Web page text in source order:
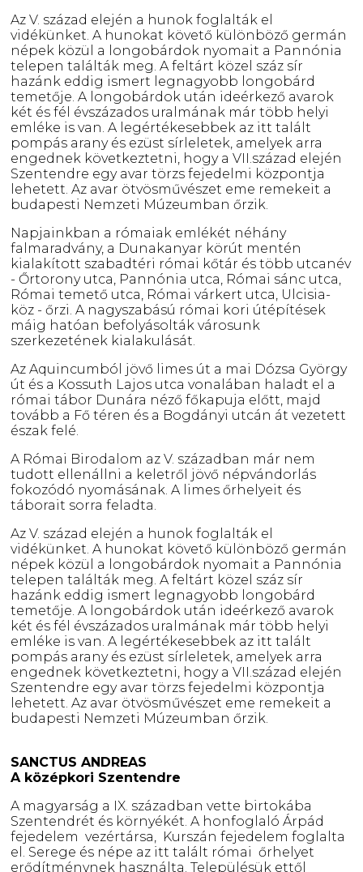
Az V. század elején a hunok foglalták el
vidékünket. A hunokat követő különböző germán
népek közül a longobárdok nyomait a Pannónia
telepen találták meg. A feltárt közel száz sír
hazánk eddig ismert legnagyobb longobárd
temetője. A longobárdok után ideérkező avarok
két és fél évszázados uralmának már több helyi
emléke is van. A legértékesebbek az itt talált
pompás arany és ezüst sírleletek, amelyek arra
engednek következtetni, hogy a VII.század elején
Szentendre egy avar törzs fejedelmi központja
lehetett. Az avar ötvösművészet eme remekeit a
budapesti Nemzeti Múzeumban őrzik.
SANCTUS ANDREAS
A középkori Szentendre
Az V. század elején a hunok foglalták el
vidékünket. A hunokat követő különböző germán
népek közül a longobárdok nyomait a Pannónia
telepen találták meg. A feltárt közel száz sír
hazánk eddig ismert legnagyobb longobárd
temetője. A longobárdok után ideérkező avarok
két és fél évszázados uralmának már több helyi
emléke is van. A legértékesebbek az itt talált
pompás arany és ezüst sírleletek, amelyek arra
engednek következtetni, hogy a VII.század elején
Szentendre egy avar törzs fejedelmi központja
lehetett. Az avar ötvösművészet eme remekeit a
budapesti Nemzeti Múzeumban őrzik.
A Római Birodalom az V. században már nem
tudott ellenállni a keletről jövő népvándorlás
fokozódó nyomásának. A limes őrhelyeit és
táborait sorra feladta.
Az Aquincumból jövő limes út a mai Dózsa György
út és a Kossuth Lajos utca vonalában haladt el a
római tábor Dunára néző főkapuja előtt, majd
tovább a Fő téren és a Bogdányi utcán át vezetett
észak felé.
Napjainkban a rómaiak emlékét néhány
falmaradvány, a Dunakanyar körút mentén
kialakított szabadtéri római kőtár és több utcanév
- Őrtorony utca, Pannónia utca, Római sánc utca,
Római temető utca, Római várkert utca, Ulcisia-
köz - őrzi. A nagyszabású római kori útépítések
máig hatóan befolyásolták városunk
szerkezetének kialakulását.
A magyarság a IX. században vette birtokába
Szentendrét és környékét. A honfoglaló Árpád
fejedelem vezértársa, Kurszán fejedelem foglalta
el. Serege és népe az itt talált római őrhelyet
erődítménynek használta. Településük ettől